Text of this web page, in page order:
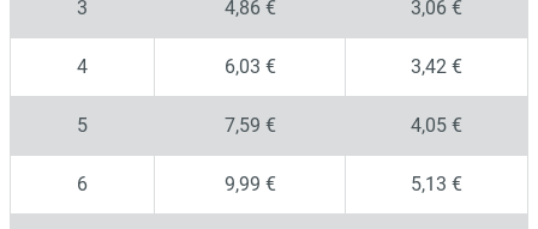
3 4,86 € 3,06 €
4 6,03 € 3,42 €
5 7,59 € 4,05 €
6 9,99 € 5,13 €